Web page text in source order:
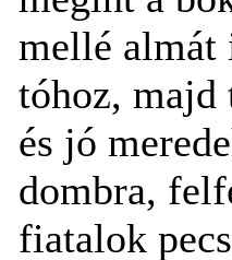
mellé almát
tóhoz, majd
és jó
dombra,
fiatalok